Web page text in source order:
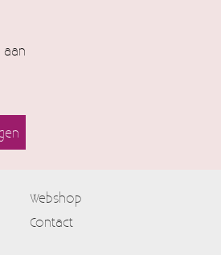
aan
Webshop
Contact